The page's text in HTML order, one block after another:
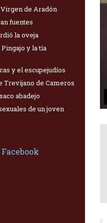
de Aradón
fuentes
la oveja
y la tía
y el escupejudíos
Trevijano de Cameros
abadejo
de un joven